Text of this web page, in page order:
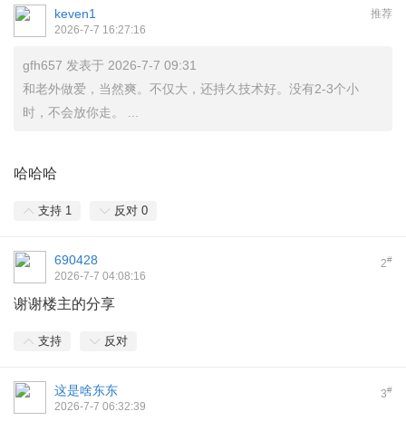
推荐
keven1
2026-7-7 16:27:16
gfh657 发表于 2026-7-7 09:31
和老外做爱，当然爽。不仅大，还持久技术好。没有2-3个小
时，不会放你走。 ...
哈哈哈
支持 1 反对 0
2#
690428
2026-7-7 04:08:16
谢谢楼主的分享
支持 反对
3#
这是啥东东
2026-7-7 06:32:39